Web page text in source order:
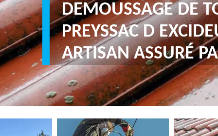
DEMOUSSAGE DE
PREYSSAC D
ARTISAN ASSURÉ